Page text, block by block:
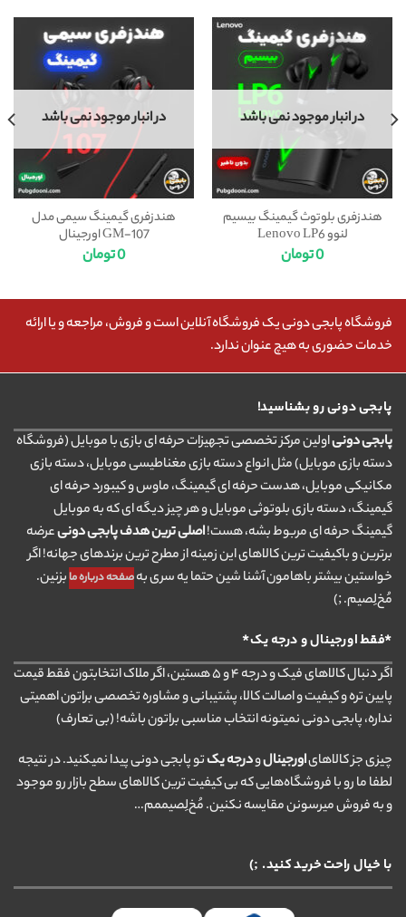
در انبار موجود نمی باشد
هندزفری بلوتوث گیمینگ بیسیم
لنوو Lenovo LP6
0تومان
در انبار موجود نمی باشد
هندزفری گیمینگ سیمی مدل
GM-107 اورجینال
0تومان
فروشگاه پابجی دونی یک فروشگاه آنلاین است و فروش، مراجعه و یا ارائه
خدمات حضوری به هیچ عنوان ندارد.
پابجی دونی رو بشناسید!
پابجی دونیاولین مرکز تخصصی تجهیزات حرفه ای بازی با موبایل (فروشگاه
دسته بازی موبایل) مثل انواع دسته بازی مغناطیسی موبایل، دسته بازی
مکانیکی موبایل، هدست حرفه ای گیمینگ، ماوس و کیبورد حرفه ای
گیمینگ، دسته بازی بلوتوثی موبایل و هر چیز دیگه ای که به موبایل
گیمینگ حرفه ای مربوط بشه، هست!اصلی ترین هدف پابجی دونیعرضه
برترین و باکیفیت ترین کالاهای این زمینه از مطرح ترین برندهای جهانه! اگر
خواستین بیشتر باهامون آشنا شین حتما یه سری بهصفحه درباره ما بزنین.
مُخ‌لِصیم. ;)
*فقط اورجینال و درجه یک*
اگر دنبال کالاهای فیک و درجه ۴ و ۵ هستین، اگر ملاک انتخابتون فقط قیمت
پایین تره و کیفیت و اصالت کالا، پشتیبانی و مشاوره تخصصی براتون اهمیتی
نداره، پابجی دونی نمیتونه انتخاب مناسبی براتون باشه! (بی تعارف)
چیزی جز کالاهایاورجینالودرجه یکتو پابجی دونی پیدا نمیکنید. در نتیجه
لطفا ما رو با فروشگاه‌هایی که بی کیفیت ترین کالاهای سطح بازار رو موجود
و به فروش میرسونن مقایسه نکنین. مُخ‌لِصیممم…
با خیال راحت خرید کنید. ;)